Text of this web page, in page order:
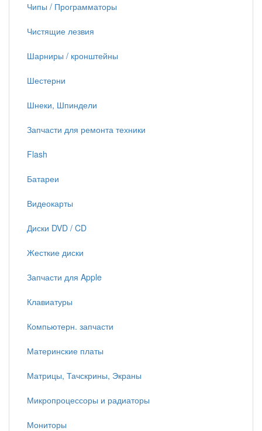
Чипы / Программаторы
Чистящие лезвия
Шарниры / кронштейны
Шестерни
Шнеки, Шпиндели
Запчасти для ремонта техники
Flash
Батареи
Видеокарты
Диски DVD / CD
Жесткие диски
Запчасти для Apple
Клавиатуры
Компьютерн. запчасти
Материнские платы
Матрицы, Тачскрины, Экраны
Микропроцессоры и радиаторы
Мониторы